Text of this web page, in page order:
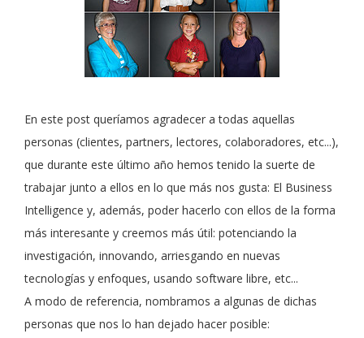
En este post queríamos agradecer a todas aquellas
personas (clientes, partners, lectores, colaboradores, etc...),
que durante este último año hemos tenido la suerte de
trabajar junto a ellos en lo que más nos gusta: El Business
Intelligence y, además, poder hacerlo con ellos de la forma
más interesante y creemos más útil: potenciando la
investigación, innovando, arriesgando en nuevas
tecnologías y enfoques, usando software libre, etc...
A modo de referencia, nombramos a algunas de dichas
personas que nos lo han dejado hacer posible: